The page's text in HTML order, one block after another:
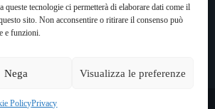
tecnologie ci permetterà di elaborare dati come il
sito. Non acconsentire o ritirare il consenso può
e funzioni.
Nega Visualizza le preferenze
PolicyPrivacy
non rappresenta